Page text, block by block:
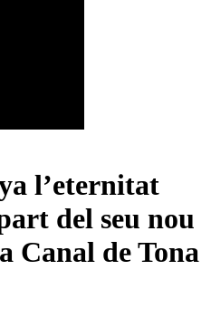
l’eternitat
del seu nou
Canal de Tona